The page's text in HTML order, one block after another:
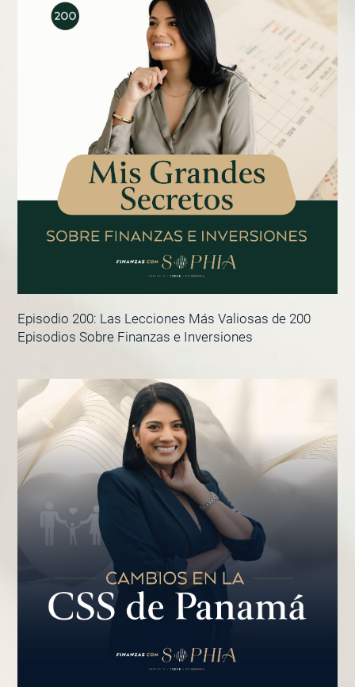
Episodio 200: Las Lecciones Más Valiosas de 200
Episodios Sobre Finanzas e Inversiones